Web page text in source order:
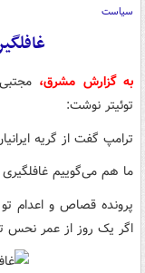
سیاست
به گزارش مشرق،
توئیتر نوشت:
ترامپ گفت از گریه
ما هم می‌گوییم غافلگیری
پرونده قصاص و اعدام
اگر یک روز از عمر نحس